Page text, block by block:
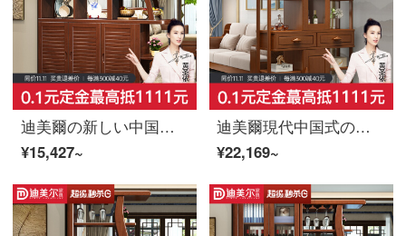
迪美爾の新しい中国式玄関の戸棚のついたての仕切りの戸棚は客間を装飾して入ります。
¥15,427~
迪美爾現代中国式の木造の客間の戸棚の仕切り棚の玄関の酒屋は簡単に戸棚の間のホールの戸棚の胡桃色を予約します。
¥22,169~